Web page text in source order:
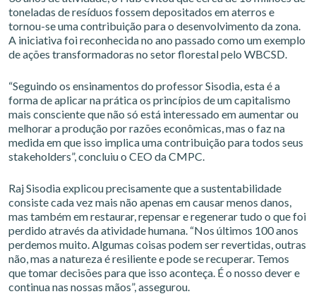
toneladas de resíduos fossem depositados em aterros e
tornou-se uma contribuição para o desenvolvimento da zona.
A iniciativa foi reconhecida no ano passado como um exemplo
de ações transformadoras no setor florestal pelo WBCSD.
“Seguindo os ensinamentos do professor Sisodia, esta é a
forma de aplicar na prática os princípios de um capitalismo
mais consciente que não só está interessado em aumentar ou
melhorar a produção por razões econômicas, mas o faz na
medida em que isso implica uma contribuição para todos seus
stakeholders”, concluiu o CEO da CMPC.
Raj Sisodia explicou precisamente que a sustentabilidade
consiste cada vez mais não apenas em causar menos danos,
mas também em restaurar, repensar e regenerar tudo o que foi
perdido através da atividade humana. “Nos últimos 100 anos
perdemos muito. Algumas coisas podem ser revertidas, outras
não, mas a natureza é resiliente e pode se recuperar. Temos
que tomar decisões para que isso aconteça. É o nosso dever e
continua nas nossas mãos”, assegurou.